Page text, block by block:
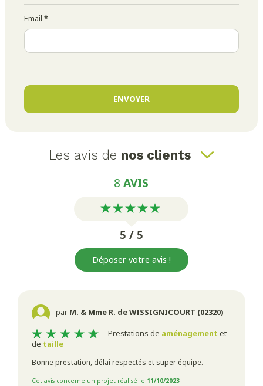
Email *
Les avis de nos clients
8AVIS
5 / 5
Déposer votre avis !
par M. & Mme R. de WISSIGNICOURT (02320)
Prestations de aménagement et
de taille
Bonne prestation, délai respectés et super équipe.
Cet avis concerne un projet réalisé le 11/10/2023